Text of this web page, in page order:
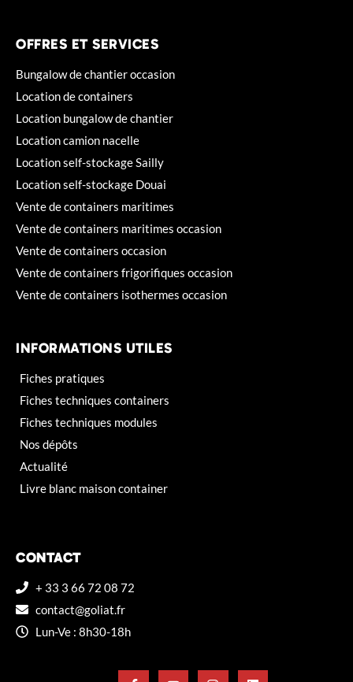
OFFRES ET SERVICES
Bungalow de chantier occasion
Location de containers
Location bungalow de chantier
Location camion nacelle
Location self-stockage Sailly
Location self-stockage Douai
Vente de containers maritimes
Vente de containers maritimes occasion
Vente de containers occasion
Vente de containers frigorifiques occasion
Vente de containers isothermes occasion
INFORMATIONS UTILES
Fiches pratiques
Fiches techniques containers
Fiches techniques modules
Nos dépôts
Actualité
Livre blanc maison container
CONTACT
+ 33 3 66 72 08 72
contact@goliat.fr
Lun-Ve : 8h30-18h